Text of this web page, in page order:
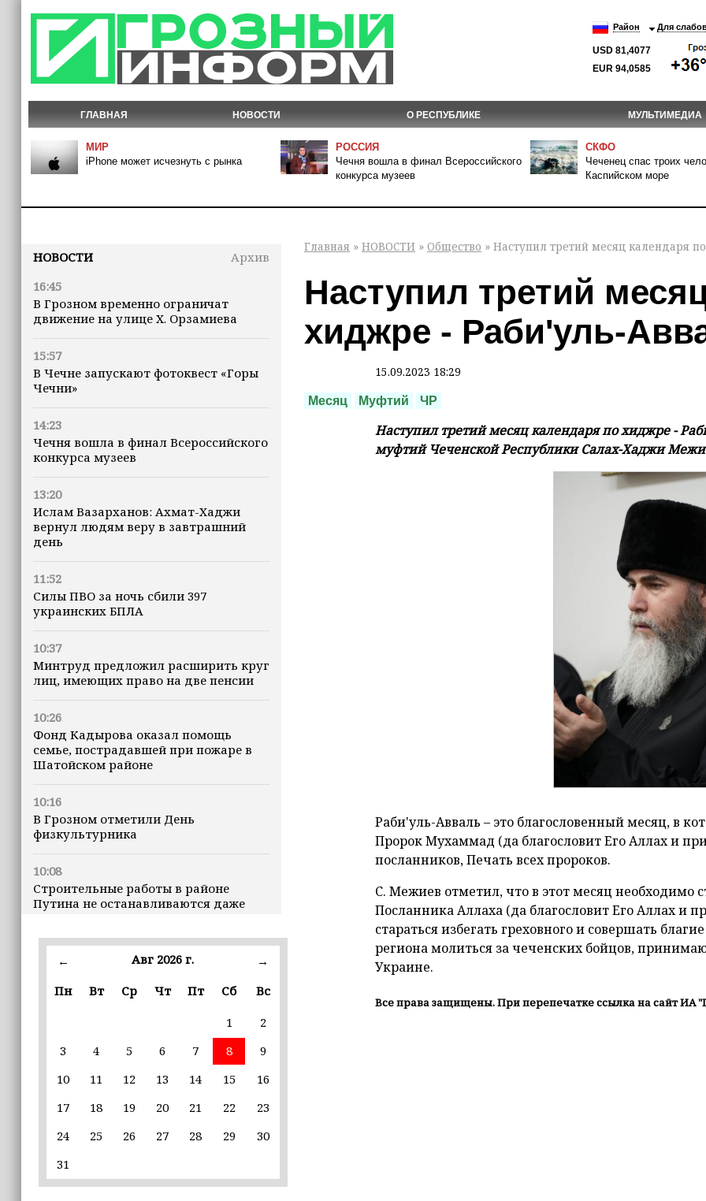
Район Для
USD 81,4077
EUR 94,0585
ГЛАВНАЯ НОВОСТИ О РЕСПУБЛИКЕ МУЛЬТИМЕДИА
МИР
iPhone может исчезнуть с рынка
РОССИЯ
Чечня вошла в финал Всероссийского
конкурса музеев
СКФО
Чеченец спас троих
Каспийском море
НОВОСТИ
Архив
16:45
В Грозном временно ограничат
движение на улице Х. Орзамиева
15:57
В Чечне запускают фотоквест «Горы
Чечни»
14:23
Чечня вошла в финал Всероссийского
конкурса музеев
13:20
Ислам Вазарханов: Ахмат-Хаджи
вернул людям веру в завтрашний
день
11:52
Силы ПВО за ночь сбили 397
украинских БПЛА
10:37
Минтруд предложил расширить круг
лиц, имеющих право на две пенсии
10:26
Фонд Кадырова оказал помощь
семье, пострадавшей при пожаре в
Шатойском районе
10:16
В Грозном отметили День
физкультурника
10:08
Строительные работы в районе
Путина не останавливаются даже
марта
В пяти школах столицы обновляют
инфраструктуру по госпрограмме
Силы ПВО сбили 75 БПЛА над
сутки
20:09
← Авг 2026 г.
→
Пн
Вт Ср Чт Пт Сб
Вс
1
2
3
4 5 6 7 8
9
10
11 12 13 14 15
16
17
18 19 20 21 22
23
24
25 26 27 28 29
30
31
Главная » НОВОСТИ » Общество » Наступил третий месяц календаря
Наступил третий
хиджре - Раби'уль-
15.09.2023 18:29
Месяц Муфтий ЧР
Наступил третий месяц календаря по хиджре -
муфтий Чеченской Республики Салах-Хаджи
Раби'уль-Авваль – это благословенный месяц, в
Пророк Мухаммад (да благословит Его Аллах и
посланников, Печать всех пророков.
С. Межиев отметил, что в этот месяц необходимо
Посланника Аллаха (да благословит Его Аллах и
стараться избегать греховного и совершать
региона молиться за чеченских бойцов,
Украине.
Все права защищены. При перепечатке ссылка на сайт ИА